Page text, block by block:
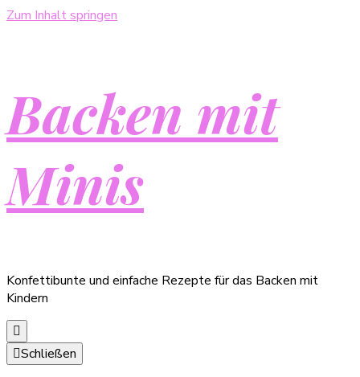
Zum Inhalt springen
Backen mit
Minis
Konfettibunte und einfache Rezepte für das Backen mit
Kindern
Schließen